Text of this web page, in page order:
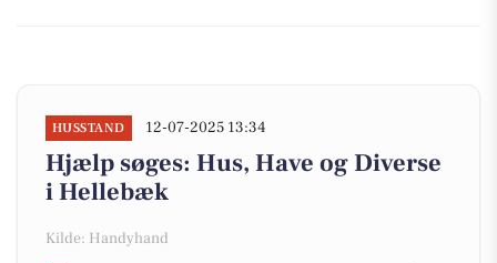
HUSSTAND 12-07-2025 13:34
Hjælp søges: Hus, Have og Diverse
i Hellebæk
Kilde: Handyhand